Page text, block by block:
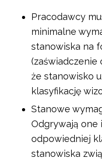
Pracodawcy
minimalne
stanowiska na
(zaświadczenie
że stanowisko
klasyfikację
Stanowe
Odgrywają one
odpowiedniej
stanowiska